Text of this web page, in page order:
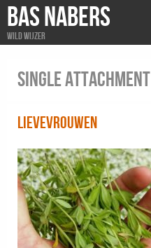
BAS NABERS
Wild wijzer
Single attachment
Lievevrouwen